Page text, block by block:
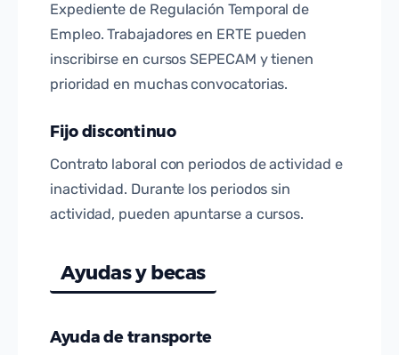
Expediente de Regulación Temporal de
Empleo. Trabajadores en ERTE pueden
inscribirse en cursos SEPECAM y tienen
prioridad en muchas convocatorias.
Fijo discontinuo
Contrato laboral con periodos de actividad e
inactividad. Durante los periodos sin
actividad, pueden apuntarse a cursos.
Ayudas y becas
Ayuda de transporte